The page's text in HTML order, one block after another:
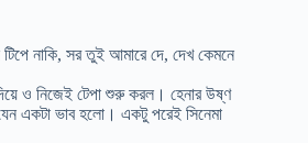
নাকি, সর তুই আমারে দে, দেখ কেমনে
ও নিজেই টেপা শুরু করল। হেনার উষ্ণ
একটা ভাব হলো। একটু পরেই সিনেমা